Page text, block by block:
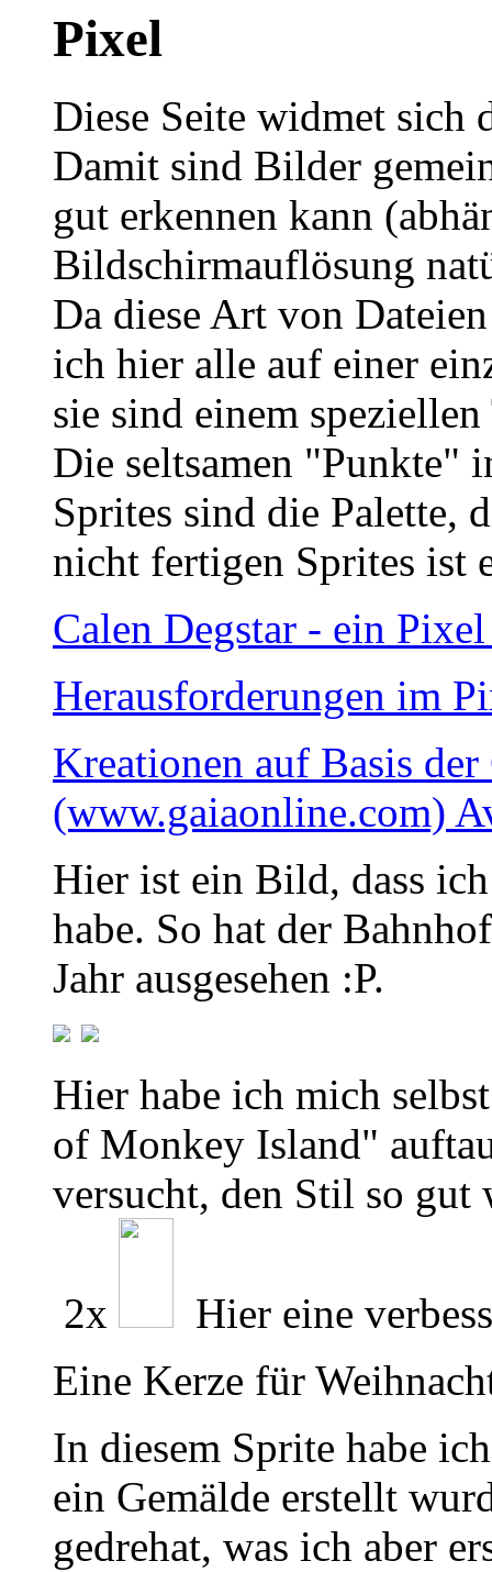
Pixel
Diese Seite widmet sich
Damit sind Bilder
gut erkennen kann
Bildschirmauflösung
Da diese Art von
ich hier alle auf einer
sie sind einem
Die seltsamen "Punkte"
Sprites sind die Palette,
nicht fertigen Sprites ist
Calen Degstar - ein
Herausforderungen im
Kreationen auf Basis der
(www.gaiaonline.com)
Hier ist ein Bild, dass
habe. So hat der
Jahr ausgesehen :P.
Hier habe ich mich
of Monkey Island"
versucht, den Stil so gut
2x
Hier eine
Eine Kerze für
In diesem Sprite habe
ein Gemälde erstellt
gedrehat, was ich aber